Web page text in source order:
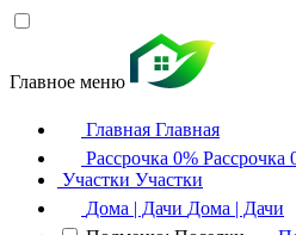
Главное меню
Главная Главная
Рассрочка 0% Рассрочка
Участки Участки
Дома | Дачи Дома | Дачи